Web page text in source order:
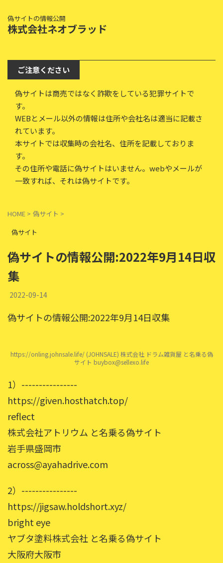
偽サイトの情報公開
株式会社ネオブラッド
ご注意ください
偽サイトは商売ではなく詐欺をしている犯罪サイトで
す。
WEBとメール以外の情報は住所や会社名は適当に記載さ
れています。
本サイトでは収集時の会社名、住所を記載しておりま
す。
その住所や電話に偽サイトはいません。webやメールが
一致すれば、それは偽サイトです。
HOME > 偽サイト >
偽サイト
偽サイトの情報公開:2022年9月14日収
集
2022-09-14
偽サイトの情報公開:2022年9月14日収集
https://onling.johnsale.life/ (JOHNSALE) 株式会社 ドラム雑貨屋 と名乗る偽
サイト buybox@sellexo.life
1）----------------
https://given.hosthatch.top/
reflect
株式会社アトリウム と名乗る偽サイト
岩手県盛岡市
across@ayahadrive.com
2）----------------
https://jigsaw.holdshort.xyz/
bright eye
ヤブタ塗料株式会社 と名乗る偽サイト
大阪府大阪市